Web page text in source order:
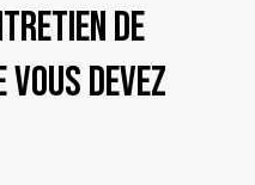
de
vous devez